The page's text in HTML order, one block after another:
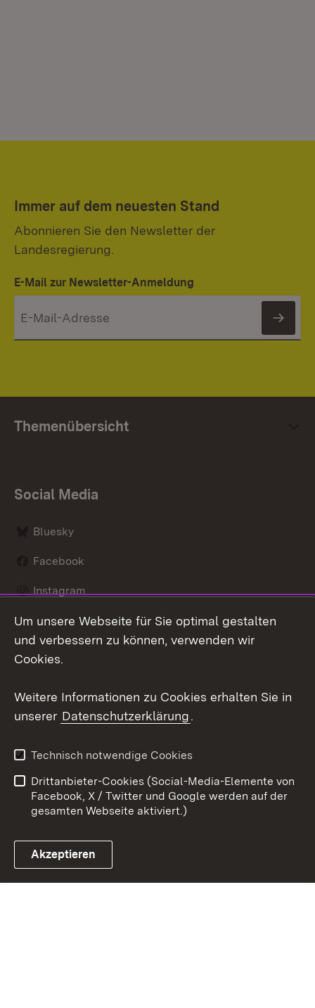
Immer auf dem neuesten Stand
Abonnieren Sie den Newsletter der
Landesregierung.
E-Mail zur Newsletter-Anmeldung
Themenübersicht
Social Media
Bluesky
Facebook
Instagram
LinkedIn
Link zum Landesportal
Datenschutz
Barrierefreiheit
Impressum
Cookies
Um unsere Webseite für Sie optimal gestalten
und verbessern zu können, verwenden wir
Cookies.
Weitere Informationen zu Cookies erhalten Sie in
unserer Datenschutzerklärung.
Technisch notwendige Cookies
Drittanbieter-Cookies (Social-Media-Elemente von
Facebook, X / Twitter und Google werden auf der
gesamten Webseite aktiviert.)
Akzeptieren